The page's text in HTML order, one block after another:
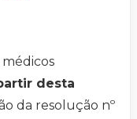
desta
da resolução nº